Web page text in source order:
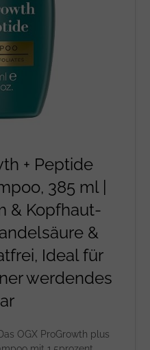
+ Peptide
385 ml |
& Kopfhaut-
&
Ideal für
werdendes
OGX ProGrowth plus